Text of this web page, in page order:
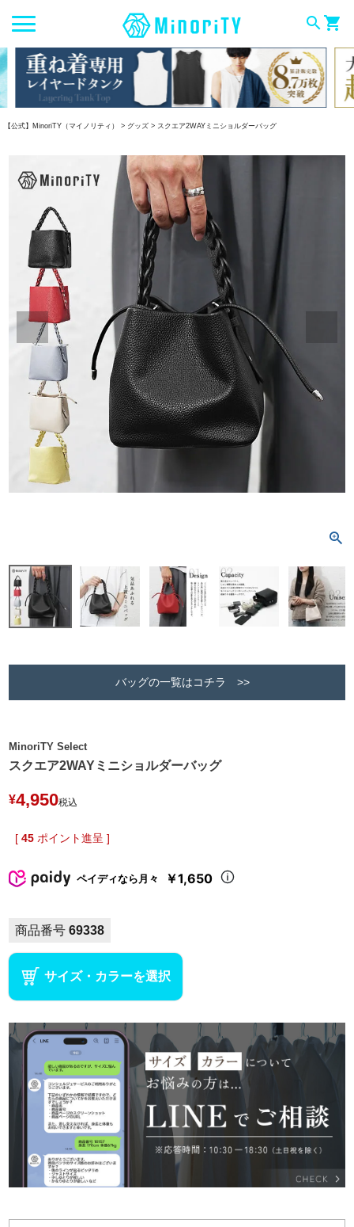
searchshopping_cart
【公式】MinoriTY（マイノリティ） グッズ スクエア2WAYミニショルダーバッグ
バッグの一覧はコチラ >>
MinoriTY Select
スクエア2WAYミニショルダーバッグ
¥4,950税込
[ 45 ポイント進呈 ]
ペイディなら月々 ￥1,650
商品番号 69338
サイズ・カラーを選択